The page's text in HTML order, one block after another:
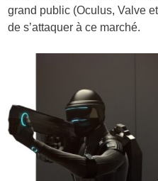
grand public (Oculus, Valve
de s’attaquer à ce marché.